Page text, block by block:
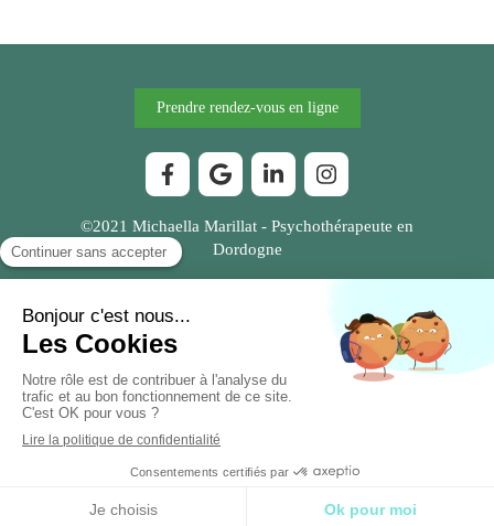
Appeler Localisation
Prendre rendez-vous en ligne
©2021 Michaella Marillat - Psychothérapeute en
Dordogne
Création et référencement du site par Simplébo
Ce site a été proposé parJPCHAUDOT